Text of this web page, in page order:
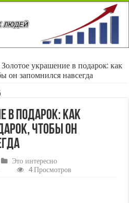
Золотое украшение в подарок: как
он запомнился навсегда
в подарок: как
чтобы он
Это интересно
4 Просмотров